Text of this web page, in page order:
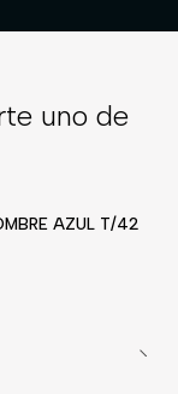
uno de
AZUL T/42